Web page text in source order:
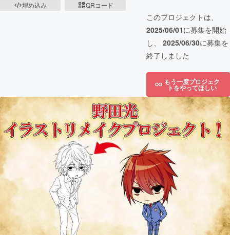
埋め込み
QRコード
このプロジェクトは、
2025/06/01に募集を開始
し、 2025/06/30に募集を
終了しました
もう一度プロジェク
トをやってほしい